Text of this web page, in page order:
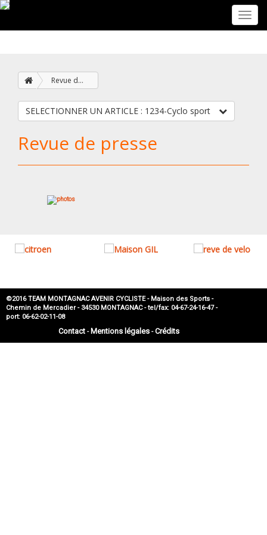
Revue de presse
SELECTIONNER UN ARTICLE : 1234-Cyclo sport
Revue de presse
©2016 TEAM MONTAGNAC AVENIR CYCLISTE - Maison des Sports -
Chemin de Mercadier - 34530 MONTAGNAC - tel/fax: 04-67-24-16-47 -
port: 06-62-02-11-08
Contact- Mentions légales-Crédits